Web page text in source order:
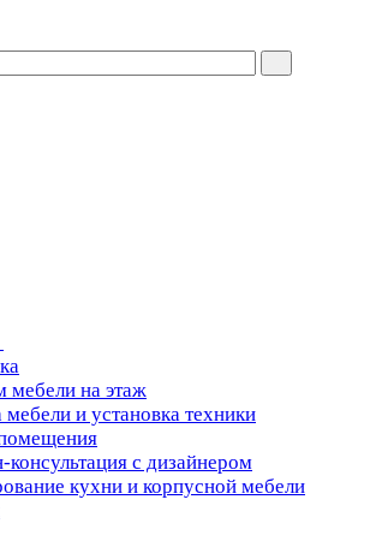
мебели на этаж
и установка техники
консультация с дизайнером
кухни и корпусной мебели